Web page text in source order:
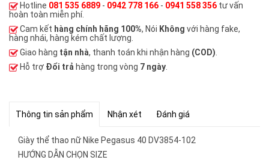
Hotline 081 535 6889 - 0942 778 166 - 0941 558 356 tư vấn
hoàn toàn miễn phí.
Cam kết hàng chính hãng 100%, Nói Không với hàng fake,
hàng nhái, hàng kém chất lượng.
Giao hàng tận nhà, thanh toán khi nhận hàng (COD)
Hỗ trợ Đổi trả hàng trong vòng 7 ngày.
Thông tin sản phẩm Nhận xét Đánh giá
Giày thể thao nữ Nike Pegasus 40 DV3854-102
HƯỚNG DẪN CHỌN SIZE